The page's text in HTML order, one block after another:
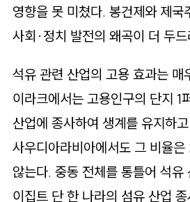
영향을 못 미쳤다. 봉건제와 제국
사회·정치 발전의 왜곡이 더 두드
석유 관련 산업의 고용 효과는 매
이라크에서는 고용인구의 단지 1
산업에 종사하여 생계를 유지하
사우디아라비아에서도 그 비율
않는다. 중동 전체를 통틀어 석유
이집트 단 한 나라의 섬유 산업